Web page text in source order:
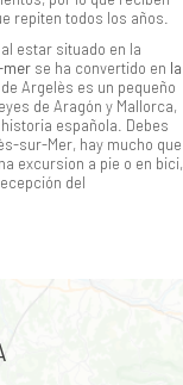
repiten todos los años.
al estar situado en la
mer se ha convertido en la
Argelès es un pequeño
de Aragón y Mallorca,
española. Debes
sur-Mer, hay mucho que
excursion a pie o en bici,
del